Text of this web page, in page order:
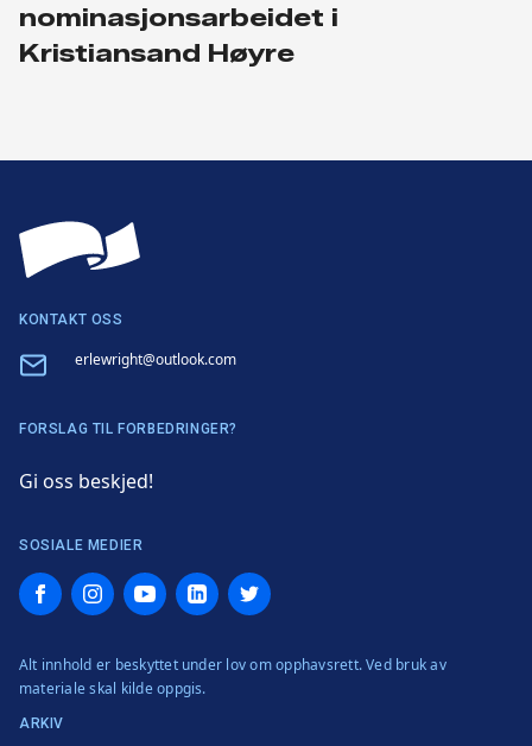
nominasjonsarbeidet i
Kristiansand Høyre
KONTAKT OSS
Email erlewright@outlook.com
FORSLAG TIL FORBEDRINGER?
Gi oss beskjed!
SOSIALE MEDIER
FacebookInstagramYouTubeLinkedInTwitter
Alt innhold er beskyttet under lov om opphavsrett. Ved bruk av
materiale skal kilde oppgis.
ARKIV